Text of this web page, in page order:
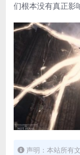
们根本没有真正影
声明：本站所有